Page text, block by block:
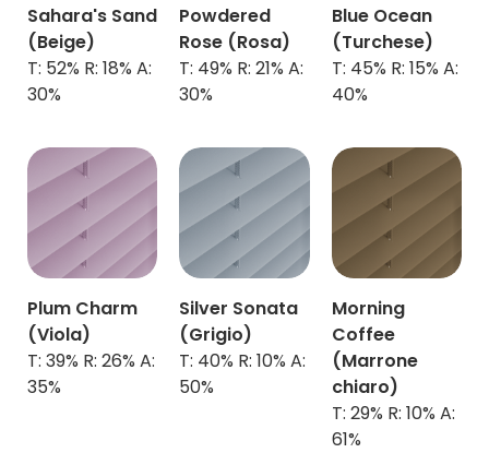
Sahara's Sand
(Beige)
T: 52% R: 18% A:
30%
Powdered
Rose (Rosa)
T: 49% R: 21% A:
30%
Blue Ocean
(Turchese)
T: 45% R: 15% A:
40%
Plum Charm
(Viola)
T: 39% R: 26% A:
35%
Silver Sonata
(Grigio)
T: 40% R: 10% A:
50%
Morning
Coffee
(Marrone
chiaro)
T: 29% R: 10% A:
61%